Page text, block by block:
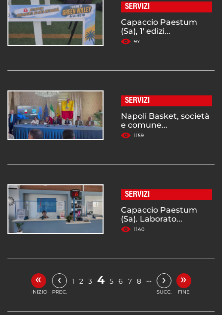
SERVIZI
Capaccio Paestum
(Sa), 1' edizi...
97
SERVIZI
Napoli Basket, società
e comune...
1159
SERVIZI
Capaccio Paestum
(Sa). Laborato...
1140
«
INIZIO
‹
PREC.
1 2 3 4 5 6 7 8 … ›
SUCC.
»
FINE